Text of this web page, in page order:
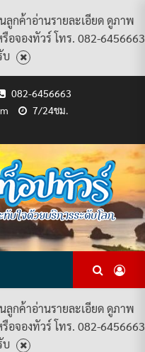
ลูกค้าอ่านรายละเอียด ดูภาพ
จองทัวร์ โทร. 082-6456663
บ
082-6456663
7/24ชม.
คเกจ
ร์
หมด
ต้อนรับ
สู่
ไทย
ท็อป
ทัวร์
กับ
เรา
ทัวร์
ทั้งหมด
ลูกค้าอ่านรายละเอียด ดูภาพ
จองทัวร์ โทร. 082-6456663
บ